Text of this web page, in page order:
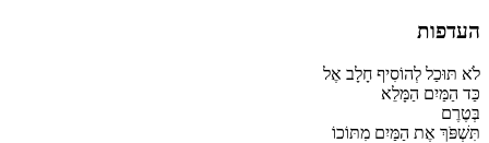
העדפות
לֹא תּוּכַל לְהוֹסִיף חָלָב אֶל
כַּד הַמַּיִם הַמָּלֵא
בְּטֶרֶם
תִּשְׁפֹּךְ אֶת הַמַּיִם מִתּוֹכוֹ